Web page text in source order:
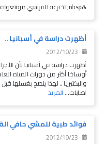
&nbsp; اخترعه الفرنسي مونتغولفر عام 1783 &nbsp;
أظهرت دراسة في أسبانيا ..
2012/10/23
أظهرت دراسة في أسبانيا بأن
أوساخا أكثر من دورات المياه
اصابات...المزيد
فوائد طبية للمشي حافي
2012/10/23